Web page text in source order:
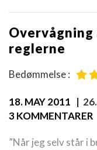
reglerne
Bedømmelse :
18. MAY 2011 |
3 KOMMENTARER
”Når jeg selv står i